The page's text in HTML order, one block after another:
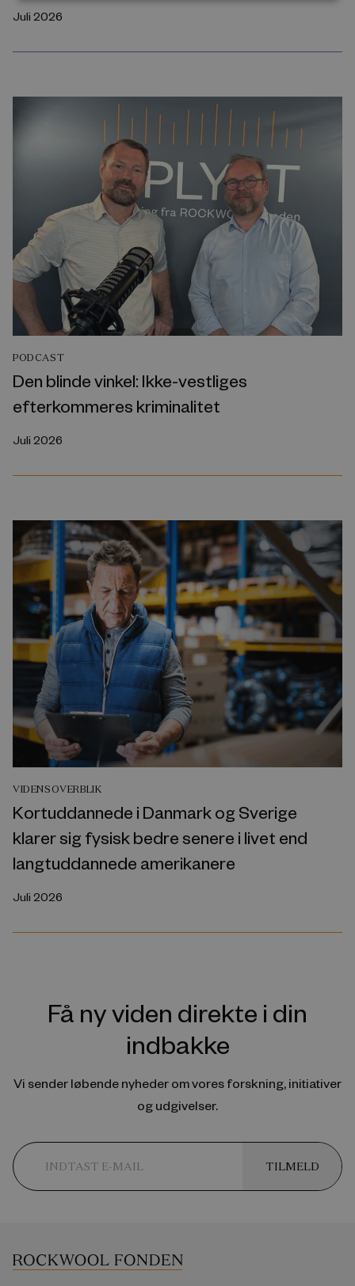
Juli 2026
PODCAST
Den blinde vinkel: Ikke-vestliges
efterkommeres kriminalitet
Juli 2026
VIDENSOVERBLIK
Kortuddannede i Danmark og Sverige
klarer sig fysisk bedre senere i livet end
langtuddannede amerikanere
Juli 2026
Få ny viden direkte i din
indbakke
Vi sender løbende nyheder om vores forskning, initiativer
og udgivelser.
TILMELD